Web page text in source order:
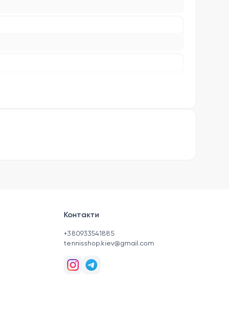
Контакти
+380933541885
tennisshop.kiev@gmail.com